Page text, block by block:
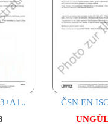
ČSN EN